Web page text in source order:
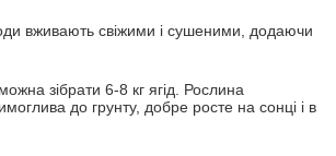
вживають свіжими і сушеними, додаючи
зібрати 6-8 кг ягід. Рослина
до грунту, добре росте на сонці і в